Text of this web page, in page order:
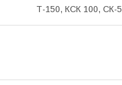
Т-150, КСК 100, СК-5